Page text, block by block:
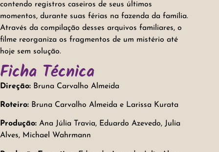
contendo registros caseiros de seus últimos
momentos, durante suas férias na fazenda da família.
Através da compilação desses arquivos familiares, o
filme reorganiza os fragmentos de um mistério até
hoje sem solução.
Ficha Técnica
Direção: Bruna Carvalho Almeida
Roteiro: Bruna Carvalho Almeida e Larissa Kurata
Produção: Ana Júlia Travia, Eduardo Azevedo, Julia
Alves, Michael Wahrmann